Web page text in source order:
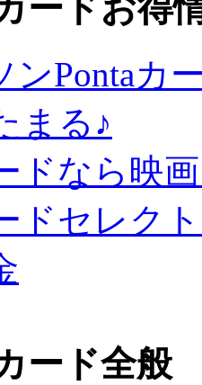
ードお得
ンPontaカ
まる♪
ドなら映
ドセレク
ード全般